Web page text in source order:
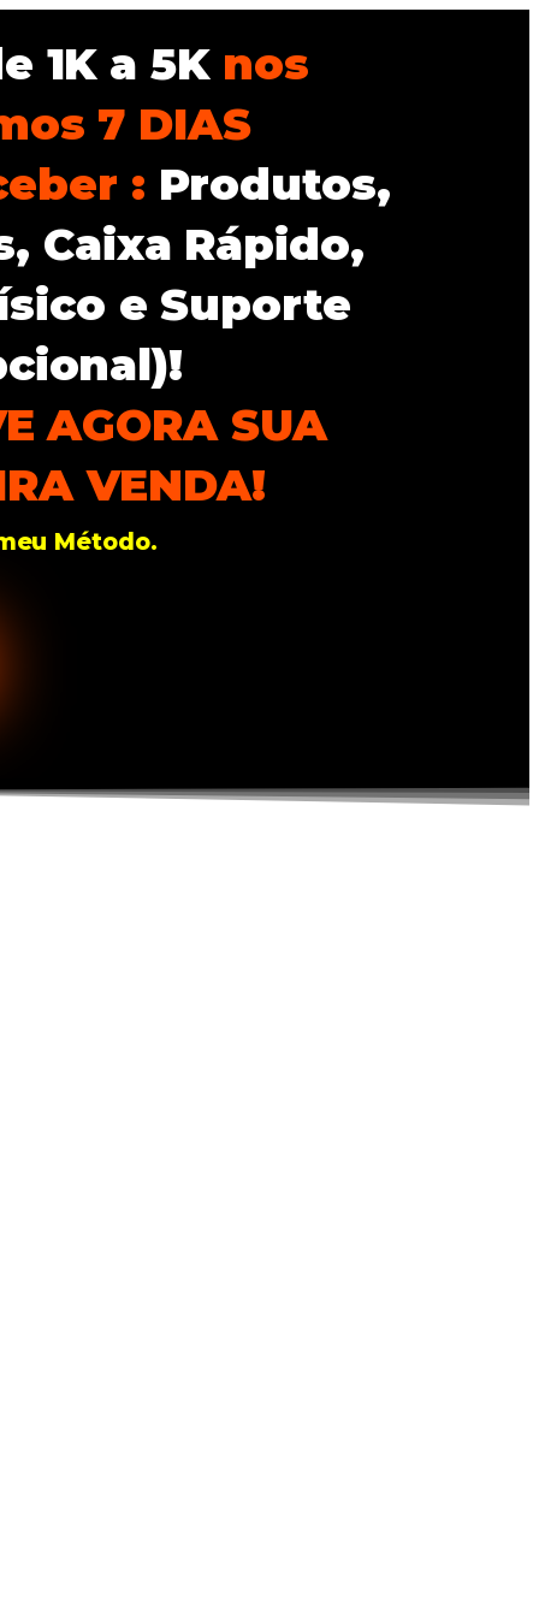
1K a 5K nos
7 DIAS
: Produtos,
Caixa Rápido,
e Suporte
AGORA SUA
VENDA!
Método.